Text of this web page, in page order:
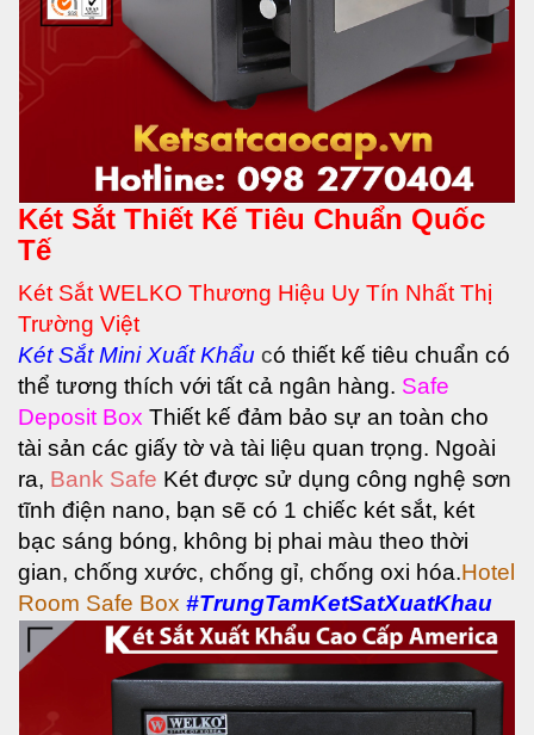
Két Sắt Thiết Kế Tiêu Chuẩn Quốc
Tế
Két Sắt WELKO Thương Hiệu Uy Tín Nhất Thị
Trường Việt
Két SắtMini Xuất Khẩu có thiết kế tiêu chuẩn có
thể tương thích với tất cả ngân hàng. Safe
Deposit Box Thiết kế đảm bảo sự an toàn cho
tài sản các giấy tờ và tài liệu quan trọng. Ngoài
ra, Bank Safe Két được sử dụng công nghệ sơn
tĩnh điện nano, bạn sẽ có 1 chiếc két sắt, két
bạc sáng bóng, không bị phai màu theo thời
gian, chống xước, chống gỉ, chống oxi hóa.Hotel
Room Safe Box #TrungTamKetSatXuatKhau